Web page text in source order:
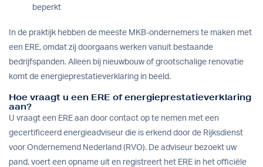
beperkt
In de praktijk hebben de meeste MKB-ondernemers te maken met
een ERE, omdat zij doorgaans werken vanuit bestaande
bedrijfspanden. Alleen bij nieuwbouw of grootschalige renovatie
komt de energieprestatieverklaring in beeld.
Hoe vraagt u een ERE of energieprestatieverklaring
aan?
U vraagt een ERE aan door contact op te nemen met een
gecertificeerd energieadviseur die is erkend door de Rijksdienst
voor Ondernemend Nederland (RVO). De adviseur bezoekt uw
pand, voert een opname uit en registreert het ERE in het officiële